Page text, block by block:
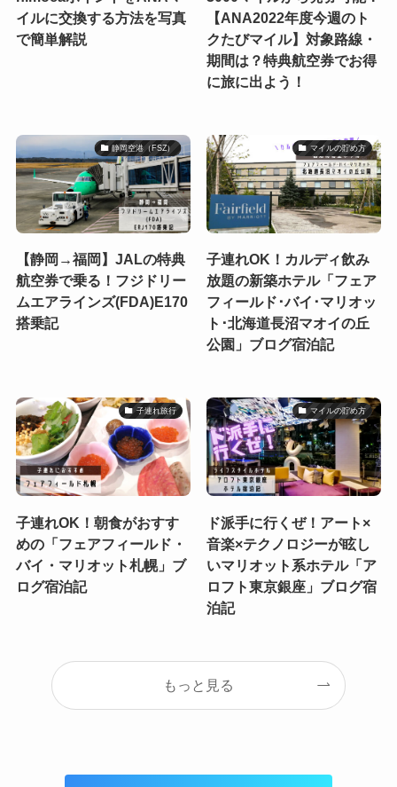
イルに交換する方法を写真
で簡単解説
【ANA2022年度今週のト
クたびマイル】対象路線・
期間は？特典航空券でお得
に旅に出よう！
静岡空港（FSZ）
【静岡→福岡】JALの特典
航空券で乗る！フジドリー
ムエアラインズ(FDA)E170
搭乗記
マイルの貯め方
子連れOK！カルディ飲み
放題の新築ホテル「フェア
フィールド･バイ･マリオッ
ト･北海道長沼マオイの丘
公園」ブログ宿泊記
子連れ旅行
子連れOK！朝食がおすす
めの「フェアフィールド・
バイ・マリオット札幌」ブ
ログ宿泊記
マイルの貯め方
ド派手に行くぜ！アート×
音楽×テクノロジーが眩し
いマリオット系ホテル「ア
ロフト東京銀座」ブログ宿
泊記
もっと見る